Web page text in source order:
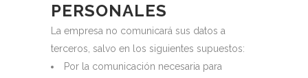
PERSONALES
La empresa no comunicará sus datos a
terceros, salvo en los siguientes supuestos:
Por la comunicación necesaria para